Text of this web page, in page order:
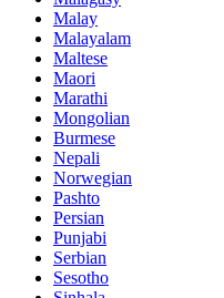
Malay
Malayalam
Maltese
Maori
Marathi
Mongolian
Burmese
Nepali
Norwegian
Pashto
Persian
Punjabi
Serbian
Sesotho